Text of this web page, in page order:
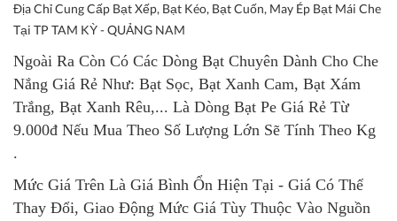
Địa Chỉ Cung Cấp Bạt Xếp, Bạt Kéo, Bạt Cuốn, May Ép Bạt Mái Che
Tại TP TAM KỲ - QUẢNG NAM
Ngoài Ra Còn Có Các Dòng Bạt Chuyên Dành Cho Che
Nắng Giá Rẻ Như: Bạt Sọc, Bạt Xanh Cam, Bạt Xám
Trắng, Bạt Xanh Rêu,... Là Dòng Bạt Pe Giá Rẻ Từ
9.000đ Nếu Mua Theo Số Lượng Lớn Sẽ Tính Theo Kg
.
Mức Giá Trên Là Giá Bình Ổn Hiện Tại - Giá Có Thể
Thay Đổi, Giao Động Mức Giá Tùy Thuộc Vào Nguồn